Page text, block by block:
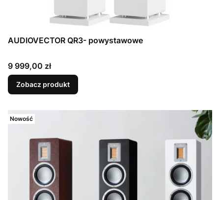
AUDIOVECTOR QR3- powystawowe
Cena
9 999,00 zł
Zobacz produkt
Nowość